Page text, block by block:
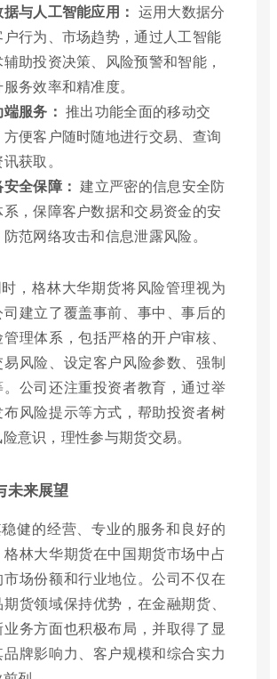
与人工智能应用： 运用大数据分
户行为、市场趋势，通过人工智能
助投资决策、风险预警和智能，
务效率和精准度。
服务： 推出功能全面的移动交
方便客户随时随地进行交易、查询
获取。
全保障： 建立严密的信息安全防
系，保障客户数据和交易资金的安
范网络攻击和信息泄露风险。
，格林大华期货将风险管理视为
建立了覆盖事前、事中、事后的
理体系，包括严格的开户审核、
风险、设定客户风险参数、强制
公司还注重投资者教育，通过举
布风险提示等方式，帮助投资者树
意识，理性参与期货交易。
未来展望
健的经营、专业的服务和良好的
林大华期货在中国期货市场中占
场份额和行业地位。公司不仅在
货领域保持优势，在金融期货、
务方面也积极布局，并取得了显
牌影响力、客户规模和综合实力